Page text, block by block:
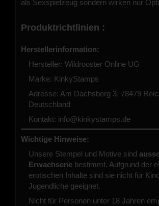
als Sexspielzeug sondern wirken nur
Produktrichtlinien :
Herstellerinformation:
Hersteller: Wildrooster Online UG
Marke: KinkyStamps
Adresse: Am Dachsberg 3, 78479
Deutschland
Kontakt: info@kinkystamps.de
Wichtige Hinweise:
Unsere Stempel und Motive sind
Erwachsene bestimmt. Aufgrund der
erotischen Inhalte sind sie nicht für
Jugendliche geeignet.
Nicht für Personen unter 18 Jahren